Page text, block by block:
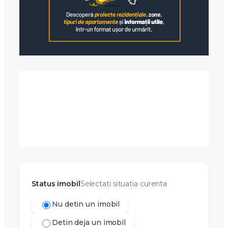
Status imobilSelectati situatia curenta
Nu detin un imobil
Detin deja un imobil